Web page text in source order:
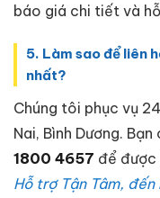
báo giá chi tiết và
5. Làm sao để liên
nhất?
Chúng tôi phục vụ
Nai, Bình Dương.
1800 4657 để được
Hỗ trợ Tận Tâm,